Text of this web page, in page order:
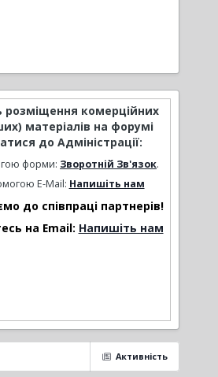
розміщення комерційних
матеріалів на форумі
до Адміністрації:
форми: Зворотній Зв'язок.
E-Mail: Напишіть нам
до співпраці партнерів!
на Email: Напишіть нам
Активність